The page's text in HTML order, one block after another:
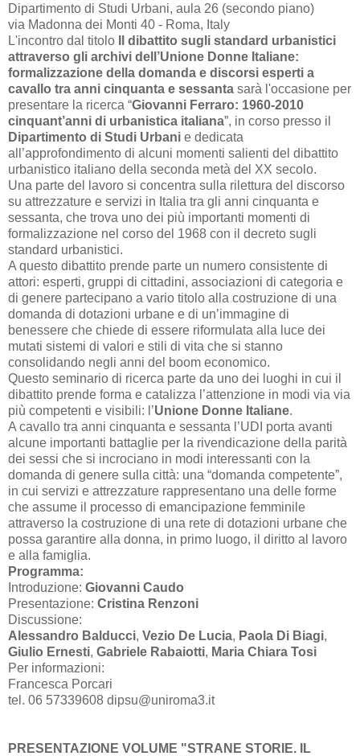
Dipartimento di Studi Urbani, aula 26 (secondo piano)
via Madonna dei Monti 40 - Roma, Italy
L'incontro dal titolo
Il dibattito sugli standard urbanistici
attraverso gli archivi dell’Unione Donne Italiane:
formalizzazione della domanda e discorsi esperti a
cavallo tra anni cinquanta e sessanta sarà l'occasione per
presentare la ricerca “Giovanni Ferraro: 1960-2010
cinquant’anni di urbanistica italiana”, in corso presso il
Dipartimento di Studi Urbani e dedicata
all’approfondimento di alcuni momenti salienti del dibattito
urbanistico italiano della seconda metà del XX secolo.
Una parte del lavoro si concentra sulla rilettura del discorso
su attrezzature e servizi in Italia tra gli anni cinquanta e
sessanta, che trova uno dei più importanti momenti di
formalizzazione nel corso del 1968 con il decreto sugli
standard urbanistici.
A questo dibattito prende parte un numero consistente di
attori: esperti, gruppi di cittadini, associazioni di categoria e
di genere partecipano a vario titolo alla costruzione di una
domanda di dotazioni urbane e di un’immagine di
benessere che chiede di essere riformulata alla luce dei
mutati sistemi di valori e stili di vita che si stanno
consolidando negli anni del boom economico.
Questo seminario di ricerca parte da uno dei luoghi in cui il
dibattito prende forma e catalizza l’attenzione in modi via via
più competenti e visibili: l’Unione Donne Italiane.
A cavallo tra anni cinquanta e sessanta l’UDI porta avanti
alcune importanti battaglie per la rivendicazione della parità
dei sessi che si incrociano in modi interessanti con la
domanda di genere sulla città: una “domanda competente”,
in cui servizi e attrezzature rappresentano una delle forme
che assume il processo di emancipazione femminile
attraverso la costruzione di una rete di dotazioni urbane che
possa garantire alla donna, in primo luogo, il diritto al lavoro
e alla famiglia.
Programma:
Introduzione: Giovanni Caudo
Presentazione: Cristina Renzoni
Discussione:
Alessandro Balducci, Vezio De Lucia, Paola Di Biagi,
Giulio Ernesti, Gabriele Rabaiotti, Maria Chiara Tosi
Per informazioni:
Francesca Porcari
tel. 06 57339608 dipsu@uniroma3.it
PRESENTAZIONE VOLUME "STRANE STORIE. IL